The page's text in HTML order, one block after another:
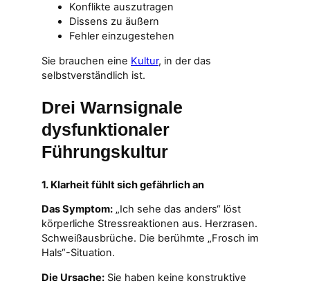
Konflikte auszutragen
Dissens zu äußern
Fehler einzugestehen
Sie brauchen eine Kultur, in der das
selbstverständlich ist.
Drei Warnsignale
dysfunktionaler
Führungskultur
1. Klarheit fühlt sich gefährlich an
Das Symptom: „Ich sehe das anders“ löst
körperliche Stressreaktionen aus. Herzrasen.
Schweißausbrüche. Die berühmte „Frosch im
Hals“-Situation.
Die Ursache: Sie haben keine konstruktive